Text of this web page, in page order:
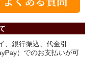
、銀行振込、代金引
）でのお支払いが可